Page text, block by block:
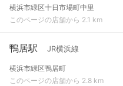
横浜市緑区十日市場町中里
このページの店舗から 2.1 km
鴨居駅 JR横浜線
横浜市緑区鴨居町
このページの店舗から 2.8 km